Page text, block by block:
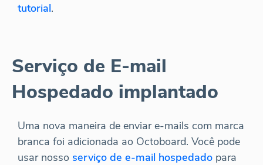
tutorial.
Serviço de E-mail
Hospedado implantado
Uma nova maneira de enviar e-mails com marca
branca foi adicionada ao Octoboard. Você pode
usar nosso serviço de e-mail hospedado para